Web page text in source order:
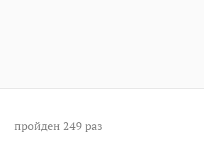
пройден 249 раз